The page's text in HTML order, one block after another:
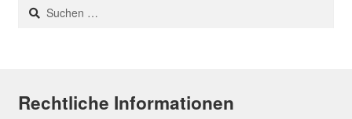
Suchen
nach:
Rechtliche Informationen